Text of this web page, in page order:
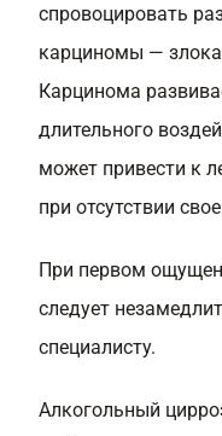
спровоцировать
карциномы —
Карцинома
длительного
может привести к
при отсутствии
При первом
следует
специалисту.
Алкогольный